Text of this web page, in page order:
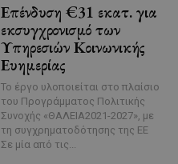
Επένδυση €31 εκατ. για
εκσυγχρονισμό των
Υπηρεσιών Κοινωνικής
Ευημερίας
Το έργο υλοποιείται στο πλαίσιο
του Προγράμματος Πολιτικής
Συνοχής «ΘΑΛΕΙΑ2021-2027», με
τη συγχρηματοδότησης της ΕΕ
Σε μία από τις...